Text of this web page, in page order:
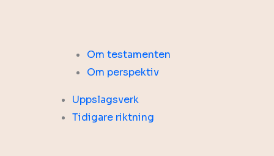
Om testamenten
Om perspektiv
Uppslagsverk
Tidigare riktning